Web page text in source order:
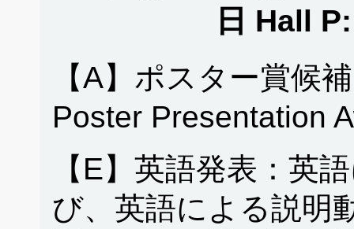
日 Hall
【A】ポスター賞候
Poster Presentation
【E】英語発表：英
び、英語による説明